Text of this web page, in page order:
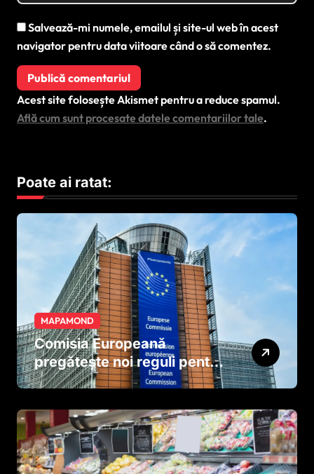
Salvează-mi numele, emailul și site-ul web în acest
navigator pentru data viitoare când o să comentez.
Acest site folosește Akismet pentru a reduce spamul.
Află cum sunt procesate datele comentariilor tale.
Poate ai ratat:
MAPAMOND
Comisia Europeană
pregătește noi reguli pentru
tutun și țigările electronice